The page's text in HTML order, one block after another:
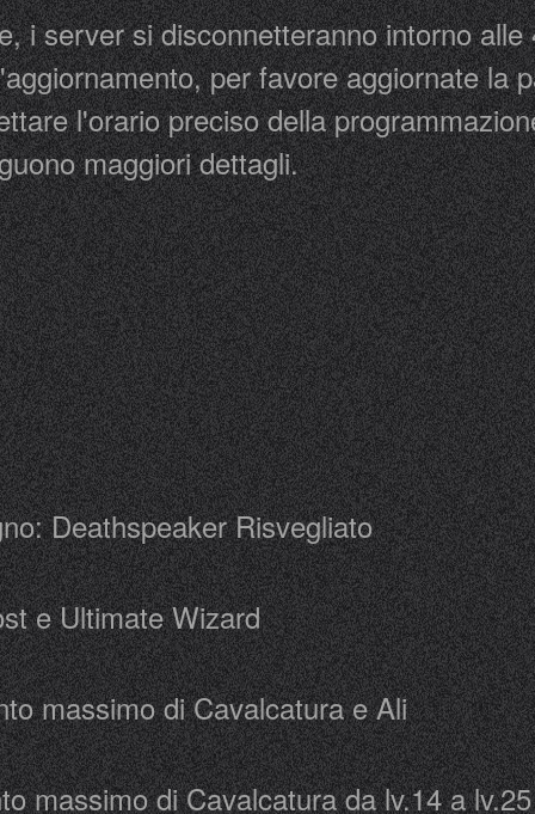
i server si disconnetteranno intorno
per favore aggiornate la
l'orario preciso della
maggiori dettagli.
Deathspeaker Risvegliato
e Ultimate Wizard
massimo di Cavalcatura e Ali
massimo di Cavalcatura da lv.14 a lv.25